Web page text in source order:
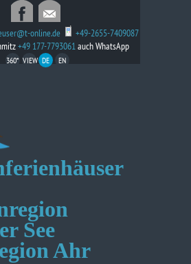
online.de
+49-2655-7409087
+49 177-7793061auch WhatsApp
360* VIEW DE EN
See
Ahr